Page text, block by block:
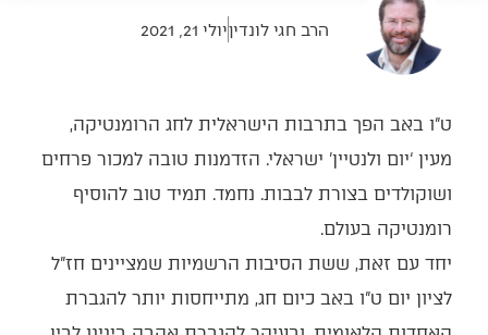
הרב חגי לונדיןיולי 21, 2021
ט”ו באב הפך בתרבות הישראלית לחג הרומנטיקה,
מעין ‘יום ולנטיין’ ישראלי. הזדמנות טובה למכור פרחים
ושוקולדים בצורת לבבות. נחמד. תמיד טוב להוסיף
רומנטיקה בעולם.
יחד עם זאת, ששת הסיבות הרשמיות שמציינים חז”ל
לציון יום ט”ו באב כיום חג, מתייחסות יותר להגברת